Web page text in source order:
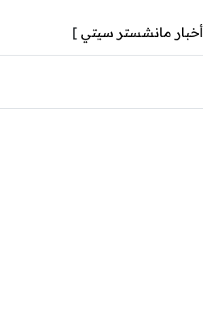
أخبار مانشستر سيتي ]